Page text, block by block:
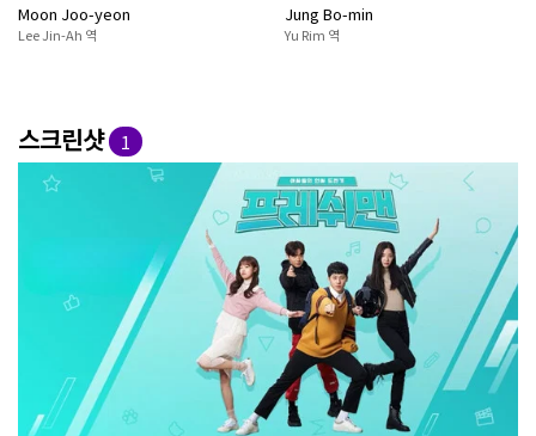
Moon Joo-yeon
Lee Jin-Ah 역
Jung Bo-min
Yu Rim 역
스크린샷 1